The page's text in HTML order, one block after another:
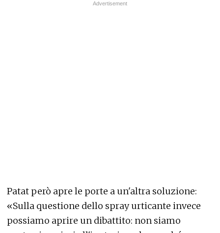
Patat però apre le porte a un'altra soluzione:
«Sulla questione dello spray urticante invece
possiamo aprire un dibattito: non siamo